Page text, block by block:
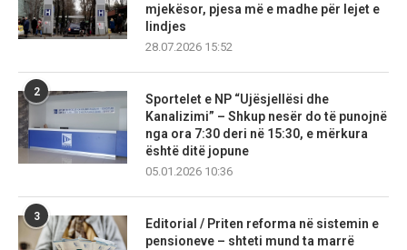
mjekësor, pjesa më e madhe për lejet e
lindjes
28.07.2026 15:52
2
Sportelet e NP “Ujësjellësi dhe
Kanalizimi” – Shkup nesër do të punojnë
nga ora 7:30 deri në 15:30, e mërkura
është ditë jopune
05.01.2026 10:36
3
Editorial / Priten reforma në sistemin e
pensioneve – shteti mund ta marrë